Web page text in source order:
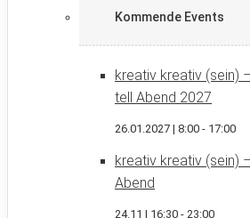
Kommende Events
kreativ kreativ (sein)
tell Abend 2027
26.01.2027 | 8:00 - 17:00
kreativ kreativ (sein)
Abend
24.11 | 16:30 - 23:00